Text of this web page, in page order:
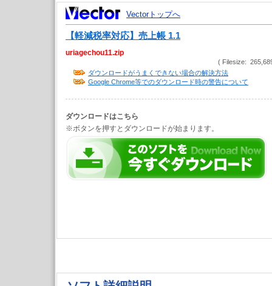
Vectorトップへ
【軽減税率対応】売上帳 1.1
uriagechou11.zip
( Filesize:
ダウンロードがうまくできない場合の解決方法
Google Chrome等でのダウンロード時の警告について
ダウンロードはこちら
※ボタンを押すとダウンロードが始まります。